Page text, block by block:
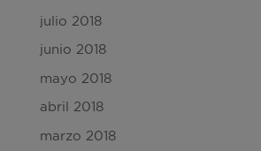
julio 2018
junio 2018
mayo 2018
abril 2018
marzo 2018